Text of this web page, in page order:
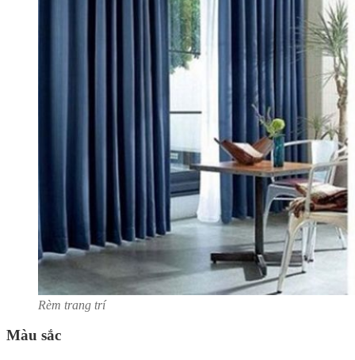
Rèm trang trí
Màu sắc